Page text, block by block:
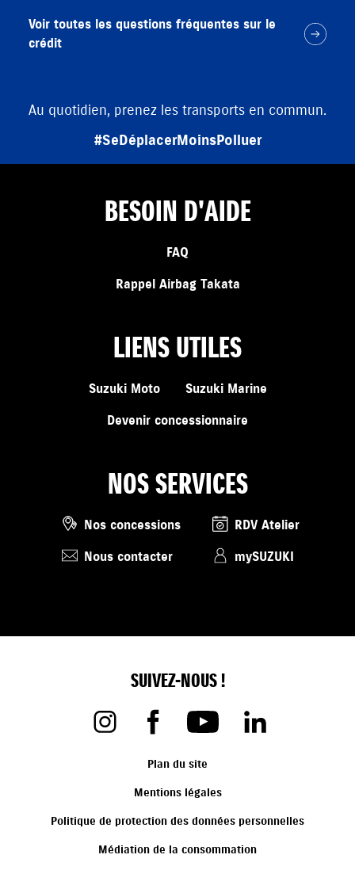
Voir toutes les questions fréquentes sur le
crédit
Au quotidien, prenez les transports en commun.
#SeDéplacerMoinsPolluer
BESOIN D'AIDE
FAQ
Rappel Airbag Takata
LIENS UTILES
Suzuki Moto
Suzuki Marine
Devenir concessionnaire
NOS SERVICES
Nos concessions
Nous contacter
RDV Atelier
mySUZUKI
SUIVEZ-NOUS !
Plan du site
Mentions légales
Politique de protection des données personnelles
Médiation de la consommation